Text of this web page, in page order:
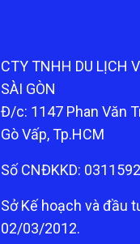
CTY TNHH DU LỊCH
SÀI GÒN
Đ/c: 1147 Phan Văn
Gò Vấp, Tp.HCM
Số CNĐKKD:
Sở Kế hoạch và đầu
02/03/2012.